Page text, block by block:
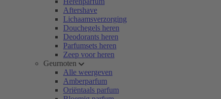
Aftershave
Lichaamsverzorging
Douchegels heren
Deodorants heren
Parfumsets heren
Zeep voor heren
Geurnoten
Alle weergeven
Amberparfum
Oriëntaals parfum